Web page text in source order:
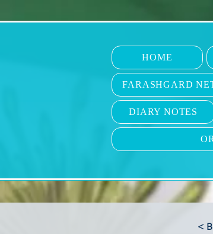
HOME
FARASHGARD
DIARY NOTES
<